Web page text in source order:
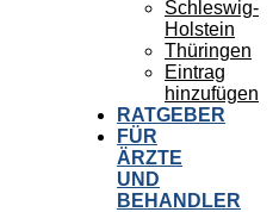
Schleswig-
Holstein
Thüringen
Eintrag
hinzufügen
RATGEBER
FÜR
ÄRZTE
UND
BEHANDLER